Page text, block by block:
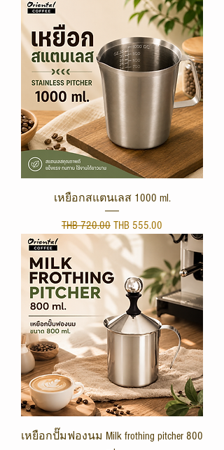
เหยือกสแตนเลส 1000 ml.
Regular Price
THB 720.00 Sale Price
THB 555.00
เหยือกปั๊มฟองนม Milk frothing pitcher 800